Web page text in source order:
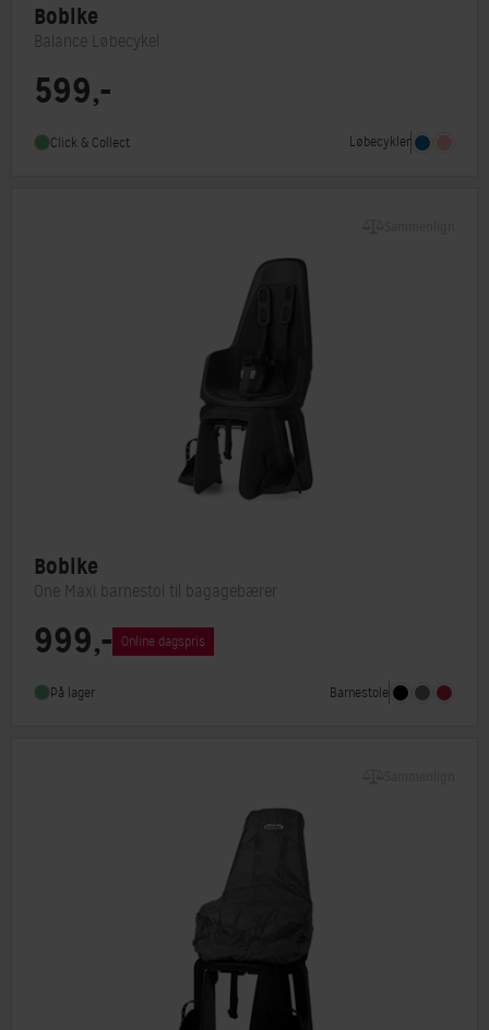
Bobike
Balance Løbecykel
599,-
Click & Collect Løbecykler
Bobike
One Maxi barnestol til bagagebærer
Barnestol type
999,- Online dagspris
På lager Barnestole